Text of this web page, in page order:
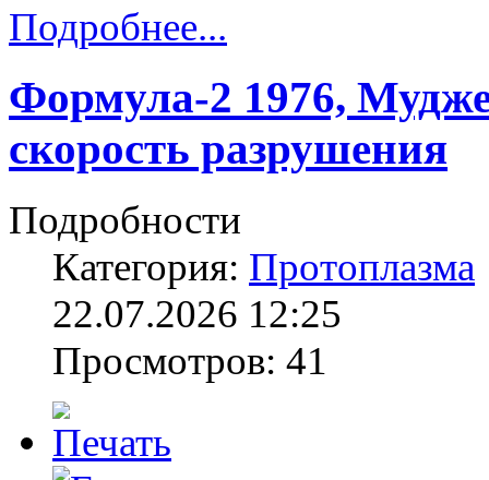
Подробнее...
Формула-2 1976,
скорость разрушения
Подробности
Категория: Протоплазма
22.07.2026 12:25
Просмотров: 41